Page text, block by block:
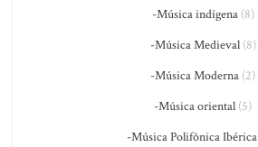
-Música indígena(8)
-Música Medieval(8)
-Música Moderna (2)
-Música oriental (5)
-Música Polifônica Ibérica